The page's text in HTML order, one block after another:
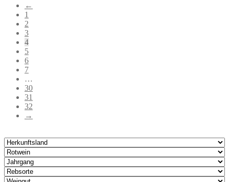
←
1
2
3
4
5
6
7
…
30
31
32
→